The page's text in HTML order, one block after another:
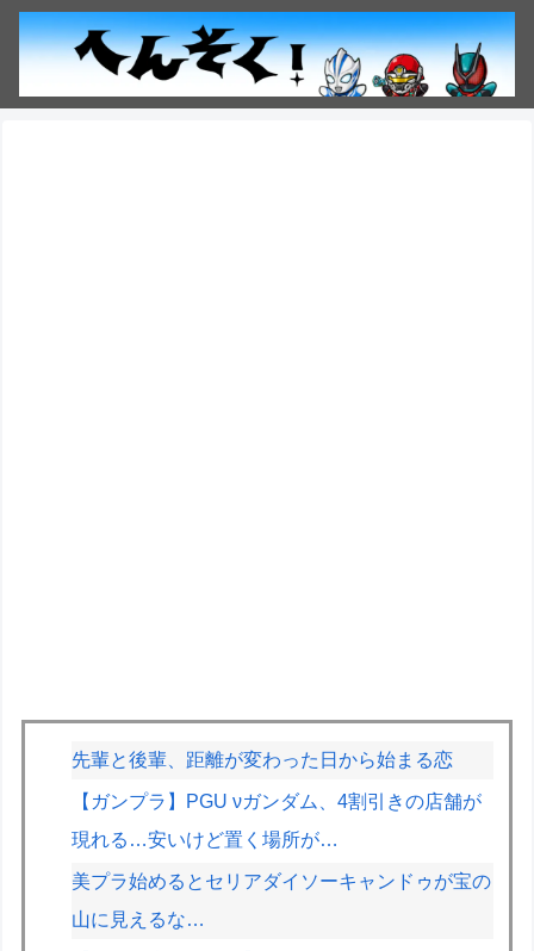
先輩と後輩、距離が変わった日から始まる恋
【ガンプラ】PGU νガンダム、4割引きの店舗が
現れる…安いけど置く場所が…
美プラ始めるとセリアダイソーキャンドゥが宝の
山に見えるな…